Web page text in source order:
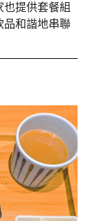
提供套餐組
品和諧地串聯